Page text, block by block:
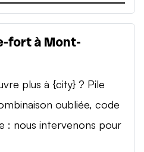
fort à Mont-
plus à {city} ? Pile
oubliée, code
: nous intervenons pour